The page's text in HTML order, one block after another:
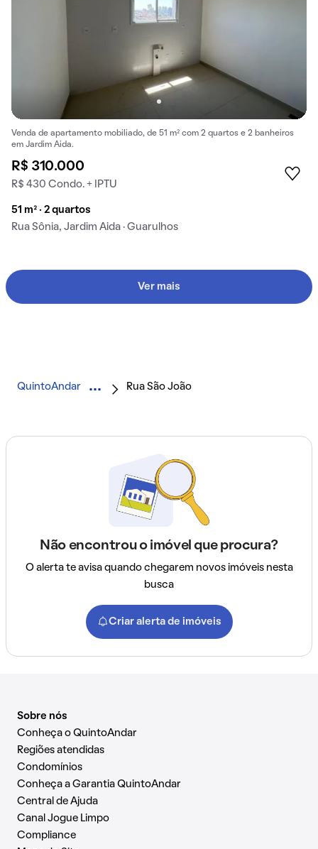
Venda de apartamento mobiliado, de 51 m² com 2 quartos e 2 banheiros
em Jardim Aida.
R$ 310.000
R$ 430 Condo. + IPTU
51 m² · 2 quartos
Rua Sônia, Jardim Aida · Guarulhos
Ver mais
QuintoAndar Rua São João
Não encontrou o imóvel que procura?
O alerta te avisa quando chegarem novos imóveis nesta
busca
Criar alerta de imóveis
Sobre nós
Conheça o QuintoAndar
Regiões atendidas
Condomínios
Conheça a Garantia QuintoAndar
Central de Ajuda
Canal Jogue Limpo
Compliance